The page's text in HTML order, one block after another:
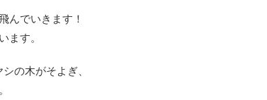
んでいきます！
ます。
の木がそよぎ、